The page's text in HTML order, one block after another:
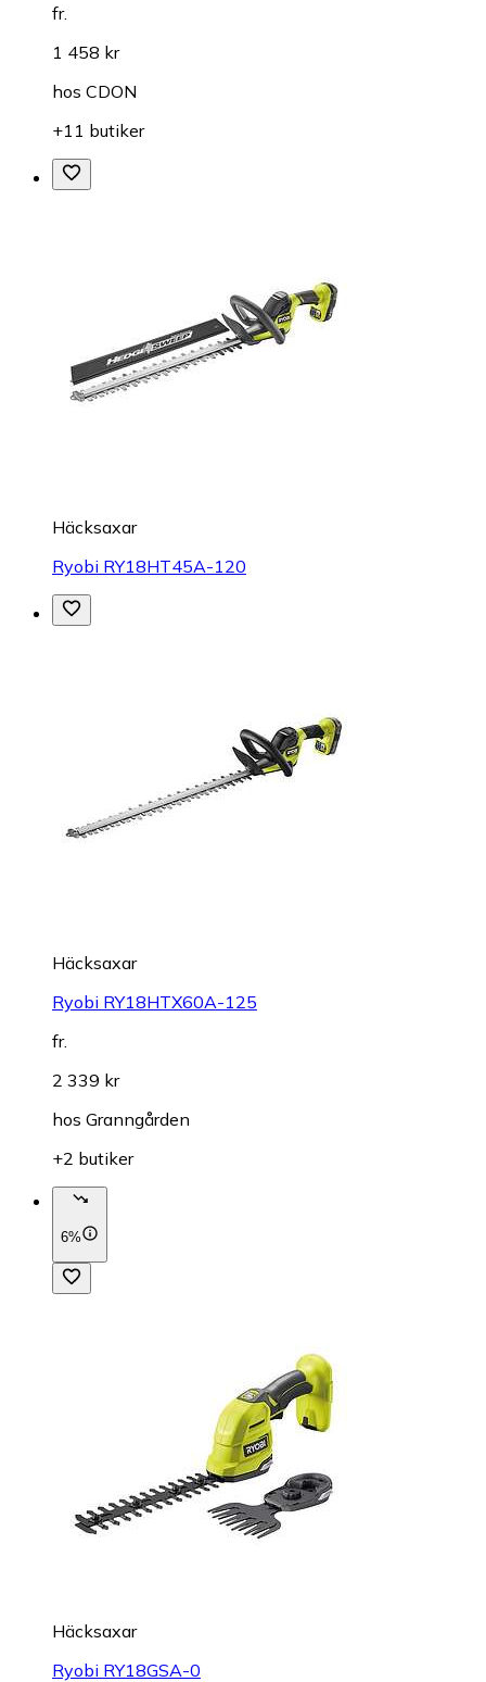
fr.
1 458 kr
hos CDON
+11 butiker
Häcksaxar
Ryobi RY18HT45A-120
Häcksaxar
Ryobi RY18HTX60A-125
fr.
2 339 kr
hos Granngården
+2 butiker
6%
Häcksaxar
Ryobi RY18GSA-0